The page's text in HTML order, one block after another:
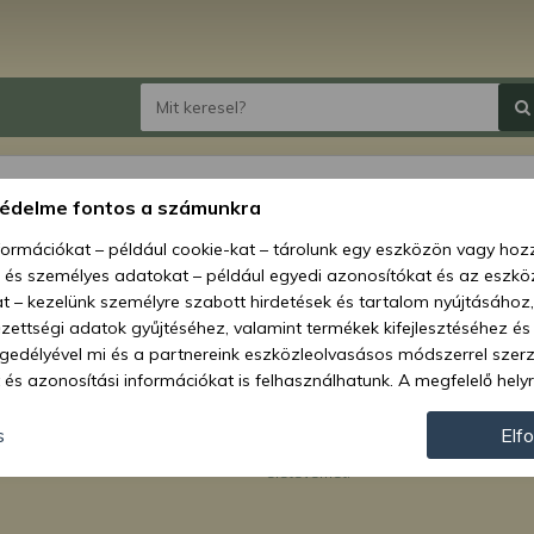
Kapni szeretném a Kelet-Agro Kft.
hírlevélben. Megerősítem, hogy
fontos a számunkra
– például cookie-kat – tárolunk egy eszközön vagy
személyes adatokat – például egyedi azonosítókat és az
– kezelünk személyre szabott hirdetések és tartalom
adatok gyűjtéséhez, valamint termékek kifejlesztéséhez
mi és a partnereink eszközleolvasásos módszerrel
azonosítási információkat is felhasználhatunk. A megfelelő
mi és a partnereink a fent leírtak szerint adatkezelést
megadása vagy elutasítása előtt részletesebb
Felhívjuk figyelmét, hogy személyes adatainak bizonyos
Ön hozzájárulása, de jogában áll tiltakozni az ilyen jellegű